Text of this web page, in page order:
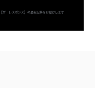
【ザ・レスポンス】の最新記事をお届けします